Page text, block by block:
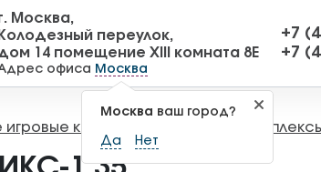
Москва,
Колодезный переулок,
14 помещение XIII комната 8Е
офиса Москва
Москва ваш город?
Да Нет
+7
+7
комплексы Игровые